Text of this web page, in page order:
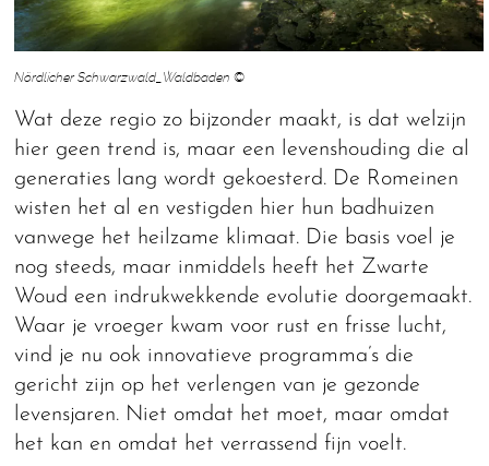
Nördlicher Schwarzwald_Waldbaden ©
Wat deze regio zo bijzonder maakt, is dat welzijn
hier geen trend is, maar een levenshouding die al
generaties lang wordt gekoesterd. De Romeinen
wisten het al en vestigden hier hun badhuizen
vanwege het heilzame klimaat. Die basis voel je
nog steeds, maar inmiddels heeft het Zwarte
Woud een indrukwekkende evolutie doorgemaakt.
Waar je vroeger kwam voor rust en frisse lucht,
vind je nu ook innovatieve programma’s die
gericht zijn op het verlengen van je gezonde
levensjaren. Niet omdat het moet, maar omdat
het kan en omdat het verrassend fijn voelt.